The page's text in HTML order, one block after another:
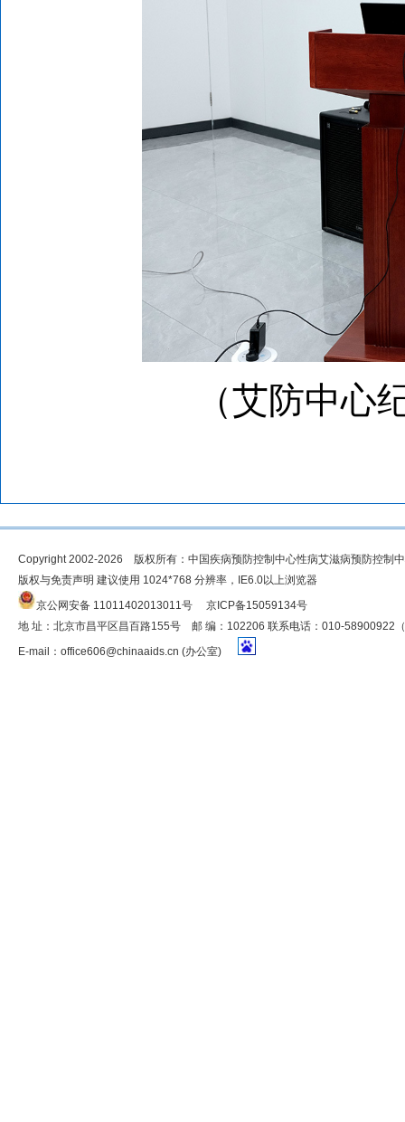
（艾防中心
Copyright 2002-2026 版权所有：中国疾病预防控制中心性病艾滋病预防控制
版权与免责声明 建议使用 1024*768 分辨率，IE6.0以上浏览器
京公网安备 11011402013011号
京ICP备15059134号
地 址：北京市昌平区昌百路155号 邮 编：102206 联系电话：010-58900922
E-mail： office606@chinaaids.cn (办公室)